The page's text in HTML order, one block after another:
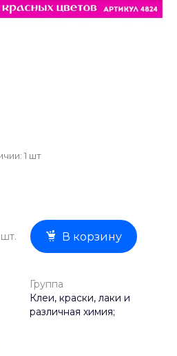
1 шт
шт. В корзину
Группа
Клеи, краски, лаки и
различная химия;